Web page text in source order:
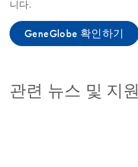
니다.
GeneGlobe 확인하기
관련 뉴스 및 지원